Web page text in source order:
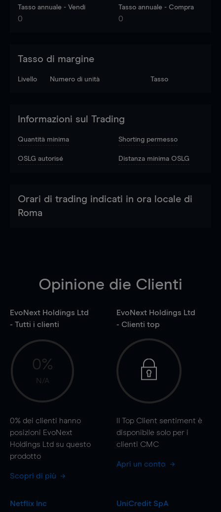
Tasso annuale - Vendi
0
Tasso annuale - Compra
0
Tasso di margine
Livello Numero di unità Tasso
Informazioni sul Trading
Quantità minima Shorting permesso
OSLG autorisé Distanza minima OSLG
Orari di trading indicati in ora locale di
Roma
Opinione die Clienti
EvoNext Holdings Ltd
- Tutti i clienti
0%
N/A
0% dei clienti hanno
posizioni EvoNext
Holdings Ltd su questo
prodotto
Scopri di più
EvoNext Holdings Ltd
- Clienti top
Il Top Client sentiment è
disponibile solo per i
clienti CMC
Apri un conto
Netflix Inc
UniCredit SpA